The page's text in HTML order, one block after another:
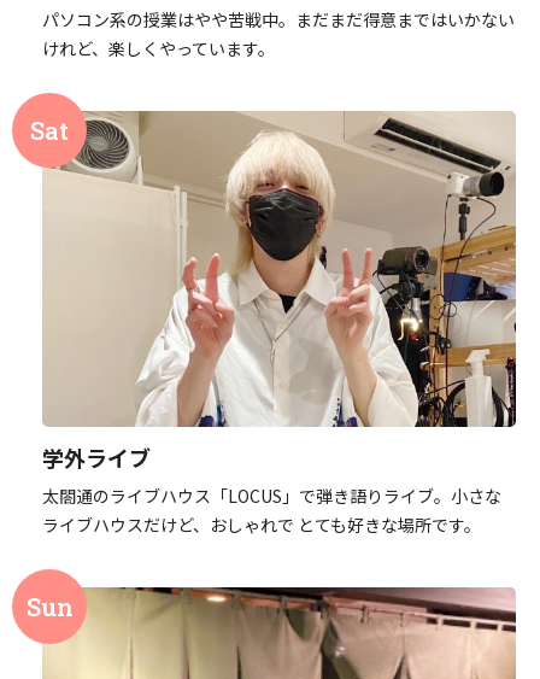
パソコン系の授業はやや苦戦中。まだまだ得意まではいかない
けれど、楽しくやっています。
学外ライブ
太閤通のライブハウス「LOCUS」で弾き語りライブ。小さな
ライブハウスだけど、おしゃれで とても好きな場所です。